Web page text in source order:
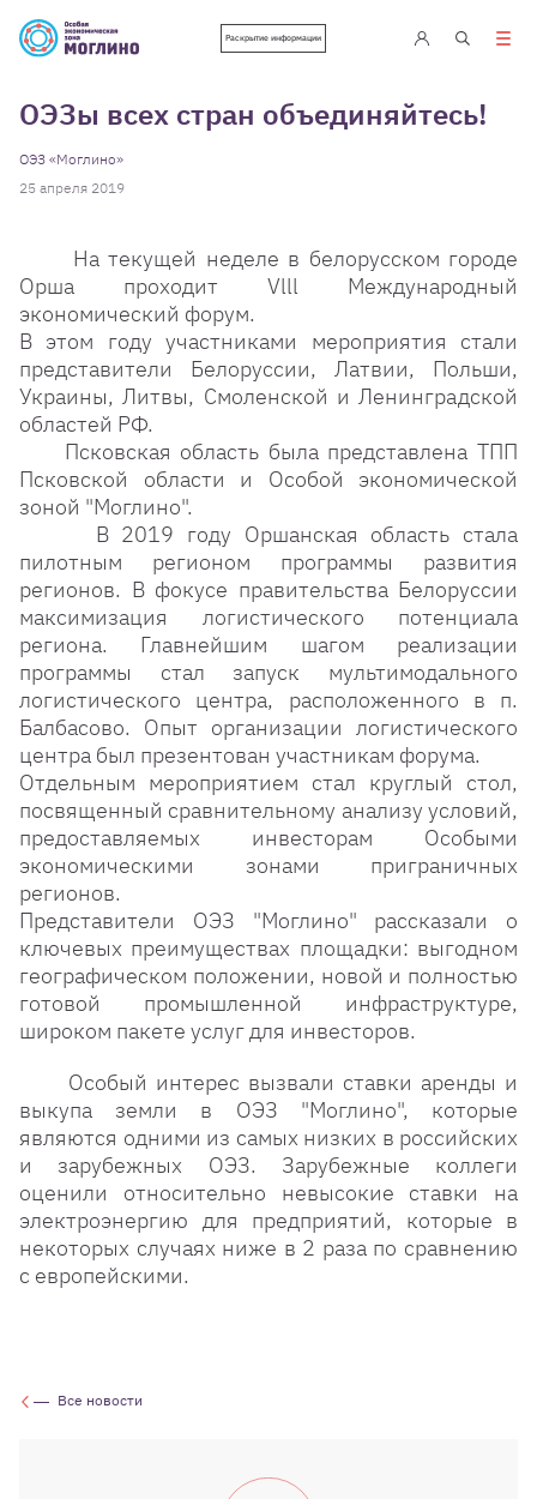
Раскрытие информации
ОЭЗы всех стран объединяйтесь!
ОЭЗ «Моглино»
25 апреля 2019
На текущей неделе в белорусском городе
Орша проходит Vlll Международный
экономический форум.
В этом году участниками мероприятия стали
представители Белоруссии, Латвии, Польши,
Украины, Литвы, Cмоленской и Ленинградской
областей РФ.
Псковская область была представлена ТПП
Псковской области и Особой экономической
зоной "Моглино".
В 2019 году Оршанская область стала
пилотным регионом программы развития
регионов. В фокусе правительства Белоруссии
максимизация логистического потенциала
региона. Главнейшим шагом реализации
программы стал запуск мультимодального
логистического центра, расположенного в п.
Балбасово. Опыт организации логистического
центра был презентован участникам форума.
Отдельным мероприятием стал круглый стол,
посвященный сравнительному анализу условий,
предоставляемых инвесторам Особыми
экономическими зонами приграничных
регионов.
Представители ОЭЗ "Моглино" рассказали о
ключевых преимуществах площадки: выгодном
географическом положении, новой и полностью
готовой промышленной инфраструктуре,
широком пакете услуг для инвесторов.
Особый интерес вызвали ставки аренды и
выкупа земли в ОЭЗ "Моглино", которые
являются одними из самых низких в российских
и зарубежных ОЭЗ. Зарубежные коллеги
оценили относительно невысокие ставки на
электроэнергию для предприятий, которые в
некоторых случаях ниже в 2 раза по сравнению
с европейскими.
Все новости